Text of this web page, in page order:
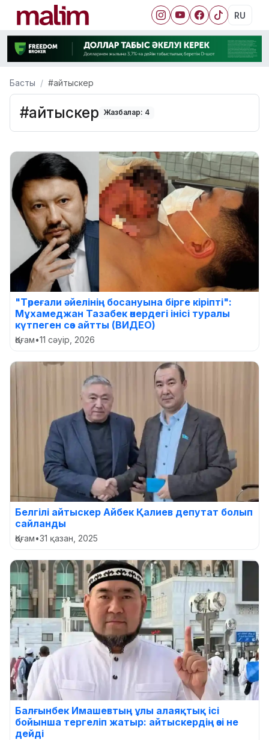
RU
Басты #айтыскер
#айтыскер Жазбалар: 4
"Төреғали әйелінің босануына бірге кіріпті":
Мұхамеджан Тазабек өнердегі інісі туралы
күтпеген сөз айтты (ВИДЕО)
Қоғам•11 сәуір, 2026
Белгілі айтыскер Айбек Қалиев депутат болып
сайланды
Қоғам•31 қазан, 2025
Балғынбек Имашевтың ұлы алаяқтық ісі
бойынша тергеліп жатыр: айтыскердің өзі не
дейді